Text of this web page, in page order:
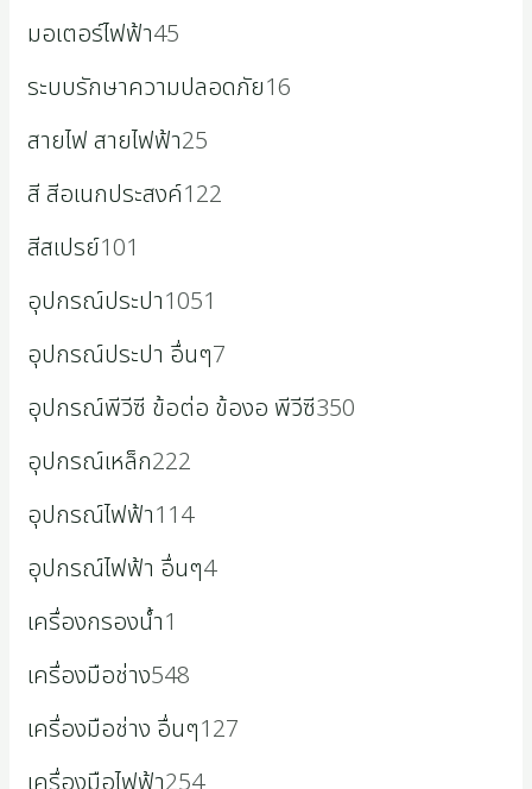
มอเตอร์ไฟฟ้า45
ระบบรักษาความปลอดภัย16
สายไฟ สายไฟฟ้า25
สี สีอเนกประสงค์122
สีสเปรย์101
อุปกรณ์ประปา1051
อุปกรณ์ประปา อื่นๆ7
อุปกรณ์พีวีซี ข้อต่อ ข้องอ พีวีซี350
อุปกรณ์เหล็ก222
อุปกรณ์ไฟฟ้า114
อุปกรณ์ไฟฟ้า อื่นๆ4
เครื่องกรองน้ำ1
เครื่องมือช่าง548
เครื่องมือช่าง อื่นๆ127